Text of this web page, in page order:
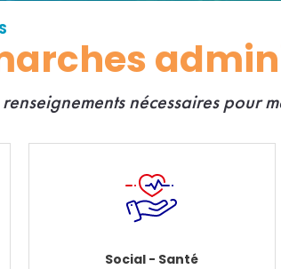
nécessaires pour
Social - Santé